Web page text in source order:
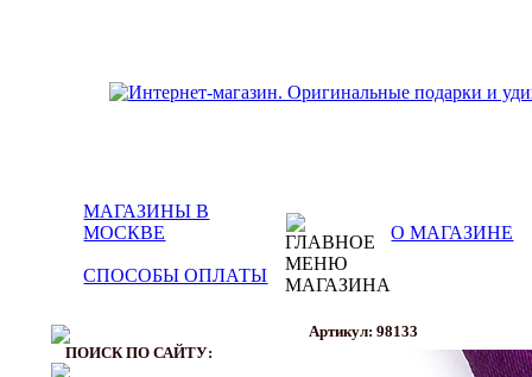
МАГАЗИНЫ В
МОСКВЕ
О МАГАЗИНЕ
СПОСОБЫ ОПЛАТЫ
ПОИСК ПО САЙТУ:
Артикул: 98133